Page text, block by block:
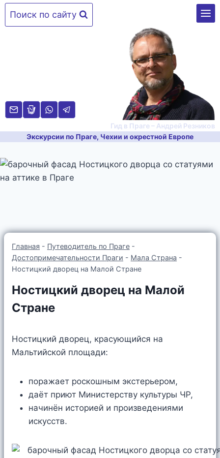
Перейти
Поиск по сайту
Гид в Праге – Андрей Резников
Экскурсии по Праге, Чехии и окрестной Европе
Главная - Путеводитель по Праге -
Достопримечательности Праги - Мала Страна -
Ностицкий дворец на Малой Стране
Ностицкий дворец на Малой
Стране
Ностицкий дворец, красующийся на
Мальтийской площади:
поражает роскошным экстерьером,
даёт приют Министерству культуры ЧР,
начинён историей и произведениями
искусств.